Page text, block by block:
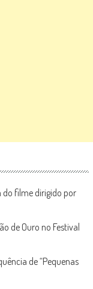
do filme dirigido por
de Ouro no Festival
de “Pequenas